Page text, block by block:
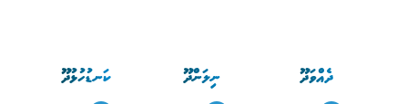
ދެއްވަދޫ ނިލަންދޫ ކަނޑުހުޅުދޫ